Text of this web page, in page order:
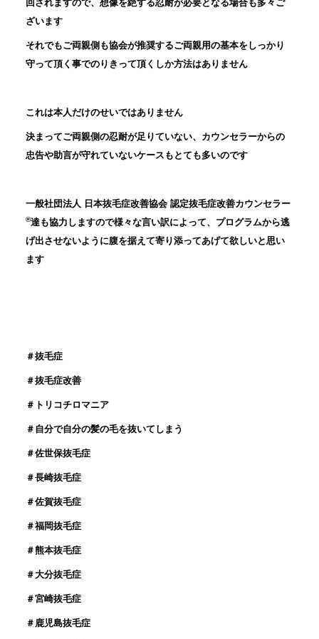
回されますので、想像を絶する忍耐が必要となる場合も多々ご
ざいます
それでもご両親側も協会が推奨するご両親用の基本をしっかり
守って頂く事でのりきって頂くしか方法はありません
これは本人だけのせいではありません
決まってご両親側の忍耐が足りていない、カウンセラーからの
忠告や助言が守れていないケースもとても多いのです
一般社団法人 日本抜毛症改善協会 認定抜毛症改善カウンセラー
®達も協力しますので様々な言い訳によって、プログラムから逃
げ出させないように腹を据えて寄り添ってあげて欲しいと思い
ます
＃抜毛症
＃抜毛症改善
＃トリコチロマニア
＃自分で自分の髪の毛を抜いてしまう
＃佐世保抜毛症
＃長崎抜毛症
＃佐賀抜毛症
＃福岡抜毛症
＃熊本抜毛症
＃大分抜毛症
＃宮崎抜毛症
＃鹿児島抜毛症